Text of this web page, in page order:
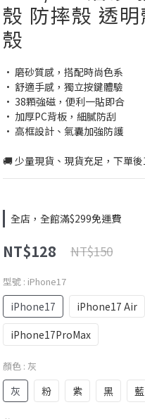
殼 防摔殼 透
殼
• 磨砂質感，搭配時尚色系
• 舒適手感，獨立按鍵體驗
• 38顆強磁，便利一貼即合
• 加厚PC背板，細膩防刮
• 高框設計、氣囊加強防護
🚚 少量現貨、現貨充足，下單
全店，全館滿$299免運費
NT$128 NT$150
型號 : iPhone17
iPhone17 iPhone17 Air
iPhone17ProMax
顏色 : 灰
灰 粉 紫 黑 藍